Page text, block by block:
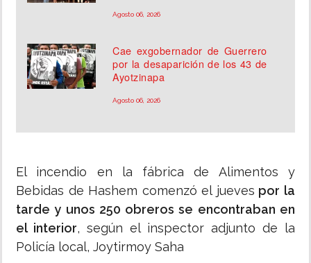
Agosto 06, 2026
Cae exgobernador de Guerrero
por la desaparición de los 43 de
Ayotzinapa
Agosto 06, 2026
El incendio en la fábrica de Alimentos y
Bebidas de Hashem comenzó el jueves por la
tarde y unos 250 obreros se encontraban en
el interior, según el inspector adjunto de la
Policía local, Joytirmoy Saha